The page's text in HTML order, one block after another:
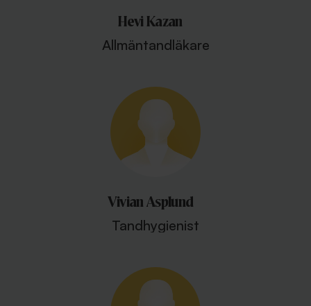
Hevi Kazan
Allmäntandläkare
Vivian Asplund
Tandhygienist